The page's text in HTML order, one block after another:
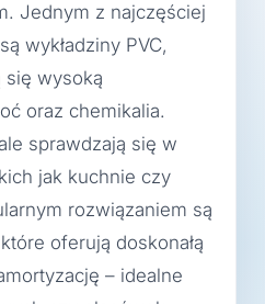
Jednym z najczęściej
wykładziny PVC,
się wysoką
oraz chemikalia.
sprawdzają się w
jak kuchnie czy
rozwiązaniem są
oferują doskonałą
– idealne